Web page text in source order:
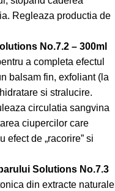
Regleaza productia de
No.7.2 – 300ml
a completa efectul
balsam fin, exfoliant (la
si stralucire.
circulatia sangvina
ciupercilor care
efect de „racorire” si
Solutions No.7.3
din extracte naturale